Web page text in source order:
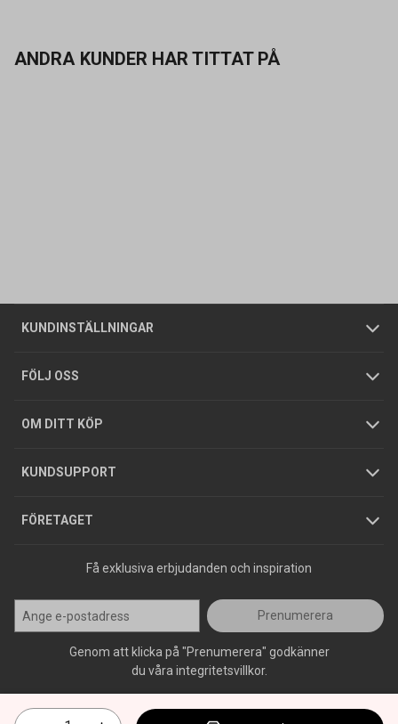
ANDRA KUNDER HAR TITTAT PÅ
KUNDINSTÄLLNINGAR
Företagskund / Privatkund
FÖLJ OSS
OM DITT KÖP
Allmänna försäljningsvillkor
Integritetspolicy
GDPR
KUNDSUPPORT
Butiker
Foldrar och kataloger
Köpguider
Varumärken
FÖRETAGET
Om oss
Tjänster
Hållbarhet
Jobba hos oss
Press
Få exklusiva erbjudanden och inspiration
Prenumerera
Genom att klicka på "Prenumerera" godkänner
du våra integritetsvillkor.